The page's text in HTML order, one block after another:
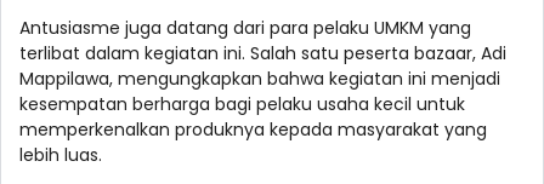
Antusiasme juga datang dari para pelaku UMKM yang
terlibat dalam kegiatan ini. Salah satu peserta bazaar, Adi
Mappilawa, mengungkapkan bahwa kegiatan ini menjadi
kesempatan berharga bagi pelaku usaha kecil untuk
memperkenalkan produknya kepada masyarakat yang
lebih luas.